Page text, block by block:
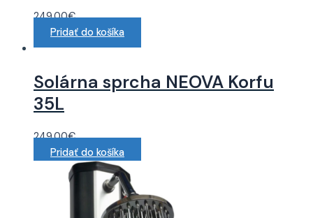
249.00€
Pridať do košíka
Solárna sprcha NEOVA Korfu
35L
249.00€
Pridať do košíka